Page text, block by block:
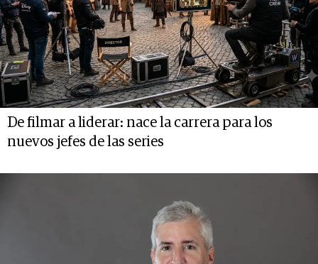
De filmar a liderar: nace la carrera para los
nuevos jefes de las series